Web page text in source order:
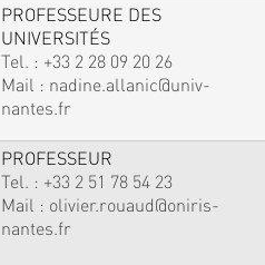
PROFESSEURE DES
UNIVERSITÉS
Tel. : +33 2 28 09 20 26
Mail : nadine.allanic@univ-
nantes.fr
PROFESSEUR
Tel. : +33 2 51 78 54 23
Mail : olivier.rouaud@oniris-
nantes.fr